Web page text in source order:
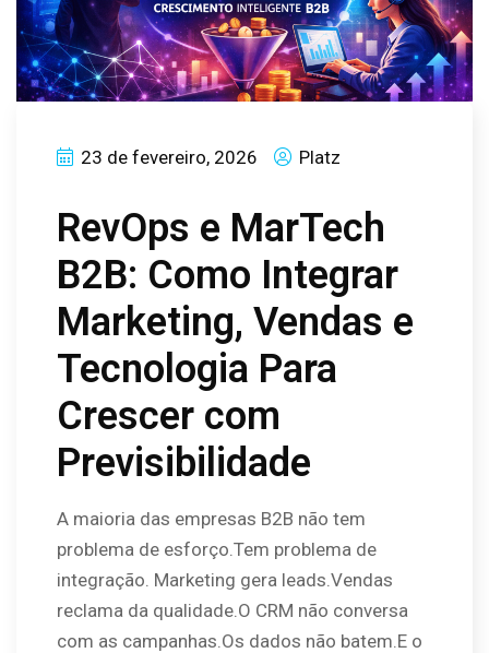
23 de fevereiro, 2026 Platz
RevOps e MarTech
B2B: Como Integrar
Marketing, Vendas e
Tecnologia Para
Crescer com
Previsibilidade
A maioria das empresas B2B não tem
problema de esforço.Tem problema de
integração. Marketing gera leads.Vendas
reclama da qualidade.O CRM não conversa
com as campanhas.Os dados não batem.E o